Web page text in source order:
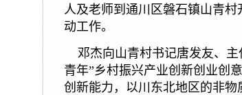
人及老师到通川区磐石镇山青
动工作。
邓杰向山青村书记唐发友、
青年”乡村振兴产业创新创业创
创新能力，以川东北地区的非物